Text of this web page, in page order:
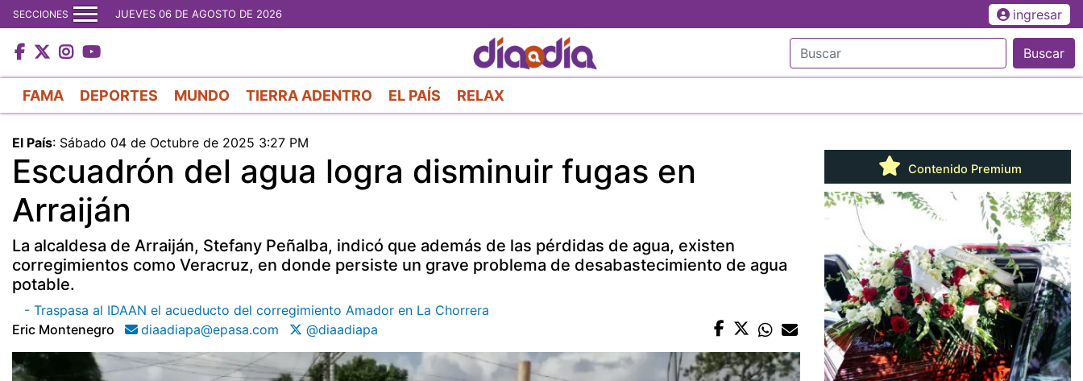
al
contenido
principal
SECCIONES JUEVES 06 DE AGOSTO DE 2026 ingresar
Buscar
FAMA DEPORTES MUNDO TIERRA ADENTRO EL PAÍS RELAX
El País: Sábado 04 de Octubre de 2025 3:27 PM
Escuadrón del agua logra disminuir fugas en
Arraiján
La alcaldesa de Arraiján, Stefany Peñalba, indicó que además de las pérdidas de agua, existen
corregimientos como Veracruz, en donde persiste un grave problema de desabastecimiento de agua
potable.
- Traspasa al IDAAN el acueducto del corregimiento Amador en La Chorrera
Eric Montenegro
diaadiapa@epasa.com @diaadiapa
Contenido Premium